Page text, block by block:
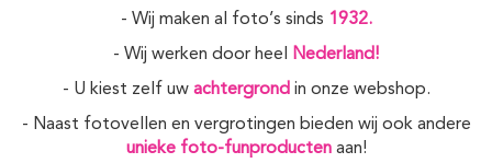
- Wij maken al foto’s sinds 1932.
- Wij werken door heel
Nederland!
- U kiest zelf uw achtergrond in onze webshop.
- Naast fotovellen en vergrotingen bieden wij ook andere
unieke foto-funproductenaan!